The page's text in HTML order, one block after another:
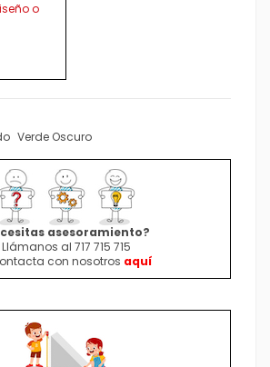
o
Verde Oscuro
asesoramiento?
Llámanos al 717 715 715
con nosotros aquí